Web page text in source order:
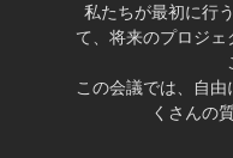
私たちが最初に行
て、将来のプロジ
この会議では、自
くさんの